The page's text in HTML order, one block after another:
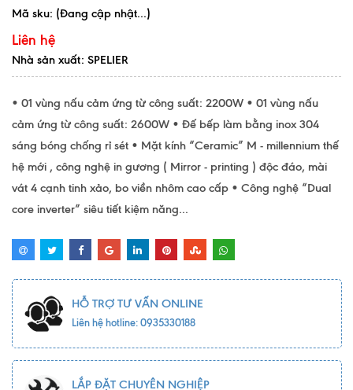
Mã sku: (Đang cập nhật...)
Liên hệ
Nhà sản xuất: SPELIER
• 01 vùng nấu cảm ứng từ công suất: 2200W • 01 vùng nấu
cảm ứng từ công suất: 2600W • Đế bếp làm bằng inox 304
sáng bóng chống rỉ sét • Mặt kính “Ceramic” M - millennium thế
hệ mới , công nghệ in gương ( Mirror - printing ) độc đáo, mài
vát 4 cạnh tinh xảo, bo viền nhôm cao cấp • Công nghệ “Dual
core inverter” siêu tiết kiệm năng...
HỖ TRỢ TƯ VẤN ONLINE
Liên hệ hotline: 0935330188
LẮP ĐẶT CHUYÊN NGHIỆP